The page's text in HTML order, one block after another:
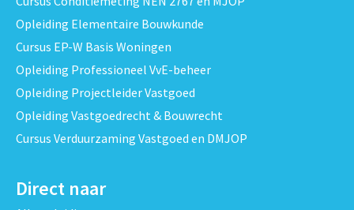
Opleiding Elementaire Bouwkunde
Cursus EP-W Basis Woningen
Opleiding Professioneel VvE-beheer
Opleiding Projectleider Vastgoed
Opleiding Vastgoedrecht & Bouwrecht
Cursus Verduurzaming Vastgoed en DMJOP
Direct naar